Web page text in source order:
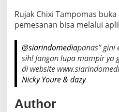
Rujak Chixi Tampomas
pemesanan bisa melalui
@siarindomediapanas” gini
sih! Jangan lupa mampir ya
di website
Nicky Youre & dazy
Author